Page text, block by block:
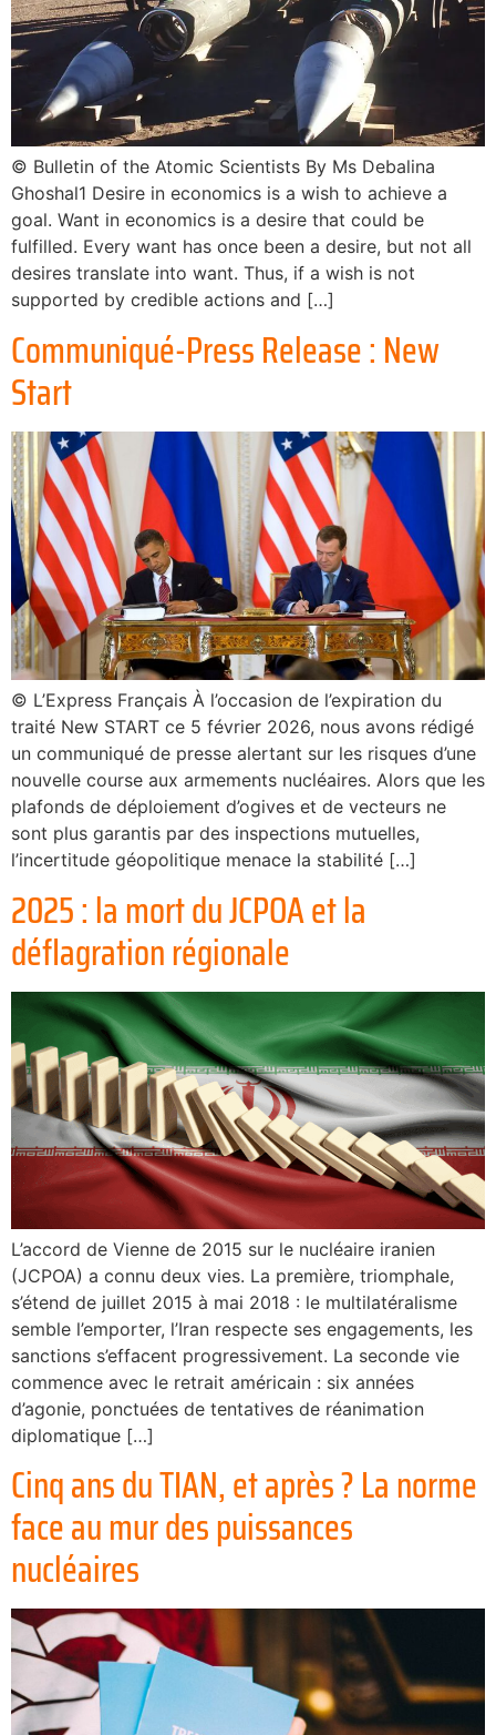
© Bulletin of the Atomic Scientists By Ms Debalina
Ghoshal1 Desire in economics is a wish to achieve a
goal. Want in economics is a desire that could be
fulfilled. Every want has once been a desire, but not all
desires translate into want. Thus, if a wish is not
supported by credible actions and […]
Communiqué-Press Release : New
Start
© L’Express Français À l’occasion de l’expiration du
traité New START ce 5 février 2026, nous avons rédigé
un communiqué de presse alertant sur les risques d’une
nouvelle course aux armements nucléaires. Alors que les
plafonds de déploiement d’ogives et de vecteurs ne
sont plus garantis par des inspections mutuelles,
l’incertitude géopolitique menace la stabilité […]
2025 : la mort du JCPOA et la
déflagration régionale
L’accord de Vienne de 2015 sur le nucléaire iranien
(JCPOA) a connu deux vies. La première, triomphale,
s’étend de juillet 2015 à mai 2018 : le multilatéralisme
semble l’emporter, l’Iran respecte ses engagements, les
sanctions s’effacent progressivement. La seconde vie
commence avec le retrait américain : six années
d’agonie, ponctuées de tentatives de réanimation
diplomatique […]
Cinq ans du TIAN, et après ? La norme
face au mur des puissances
nucléaires